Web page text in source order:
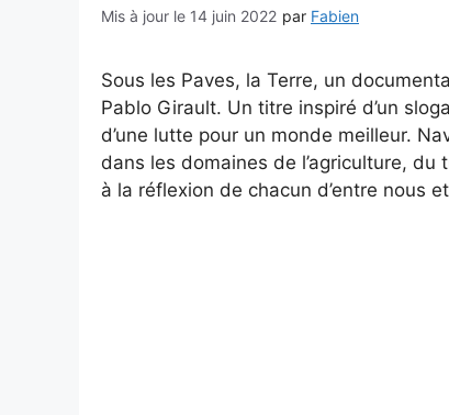
14 juin 2022 par Fabien
Sous les Paves, la Terre, un
Pablo Girault. Un titre inspiré d’un
d’une lutte pour un monde meilleur.
dans les domaines de l’agriculture, du
à la réflexion de chacun d’entre nous